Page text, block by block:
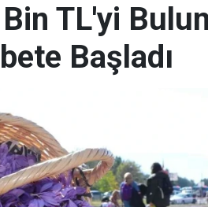
TL'yi
Başladı